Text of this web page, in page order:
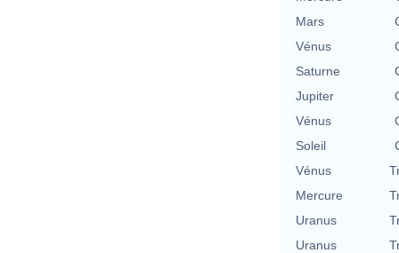
Mars
Vénus
Saturne
Jupiter
Vénus
Soleil
Vénus
Mercure
Uranus
Uranus